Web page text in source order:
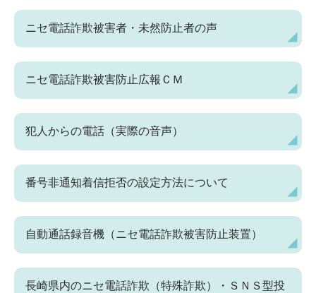
ニセ電話詐欺被害者・未然防止者の声
ニセ電話詐欺被害防止広報ＣＭ
犯人からの電話（実際の音声）
番号非通知着信拒否の設定方法について
自動通話録音機（ニセ電話詐欺被害防止装置）
長崎県内のニセ電話詐欺（特殊詐欺）・ＳＮＳ型投